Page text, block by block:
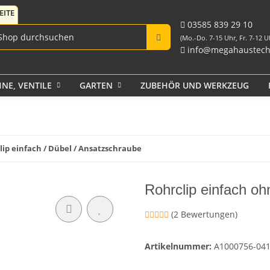
03585 839 29 10
(Mo.-Do. 7-15 Uhr, Fr. 7-12
VENTILE GARTEN ZUBEHÖR UND WERKZEUG
einfach / Dübel / Ansatzschraube
Rohrclip einfach
(2 Bewertungen)
Artikelnummer: A1000756-041